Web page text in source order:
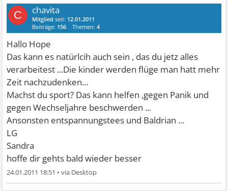
C chavita
Mitglied seit: 12.01.2011
Beiträge: 156 Themen:4
Hallo Hope
Das kann es natürlcih auch sein , das du jetz alles
verarbeitest ...Die kinder werden flüge man hatt mehr
Zeit nachzudenken...
Machst du sport? Das kann helfen ,gegen Panik und
gegen Wechseljahre beschwerden ...
Ansonsten entspannungstees und Baldrian ...
LG
Sandra
hoffe dir gehts bald wieder besser
24.01.2011 18:51 •